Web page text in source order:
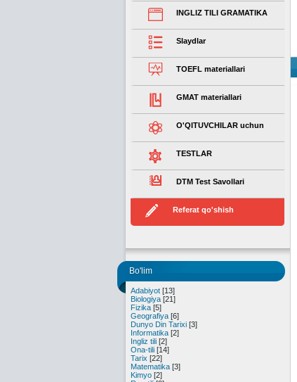
INGLIZ TILI GRAMATIKA
Slaydlar
TOEFL materiallari
GMAT materiallari
O'QITUVCHILAR uchun
TESTLAR
DTM Test Savollari
Referat qo'shish
Bo'lim
Adabiyot [13]
Biologiya [21]
Fizika [5]
Geografiya [6]
Dunyo Din Tarixi [3]
Informatika [2]
Ingliz tili [2]
Ona-tili [14]
Tarix [22]
Matematika [3]
Kimyo [2]